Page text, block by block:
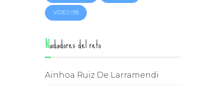
VIDEO(18)
Nadadores del reto
Ainhoa Ruiz De Larramendi